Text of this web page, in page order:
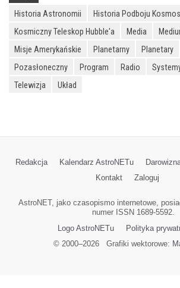
Historia Astronomii Historia Podboju
Kosmiczny Teleskop Hubble'a
Media
Misje Amerykańskie
Planetarny Planetary
Pozasłoneczny
Program Radio
Telewizja
Układ
Redakcja Kalendarz AstroNETu
Kontakt
Zaloguj
AstroNET, jako czasopismo internetowe,
numer ISSN 1689-5592.
Logo AstroNETu
Polityka
© 2000–2026Grafiki wektorowe: